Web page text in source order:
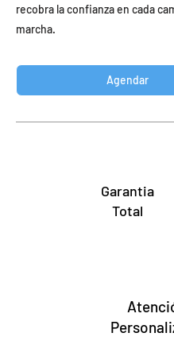
recobra la confianza en cada
marcha.
Agendar
Garantia
Total